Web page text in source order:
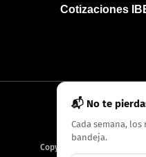
Cotizaciones
INICIO QUIÉNES
Copyright
📬 No te
Cada semana,
bandeja.